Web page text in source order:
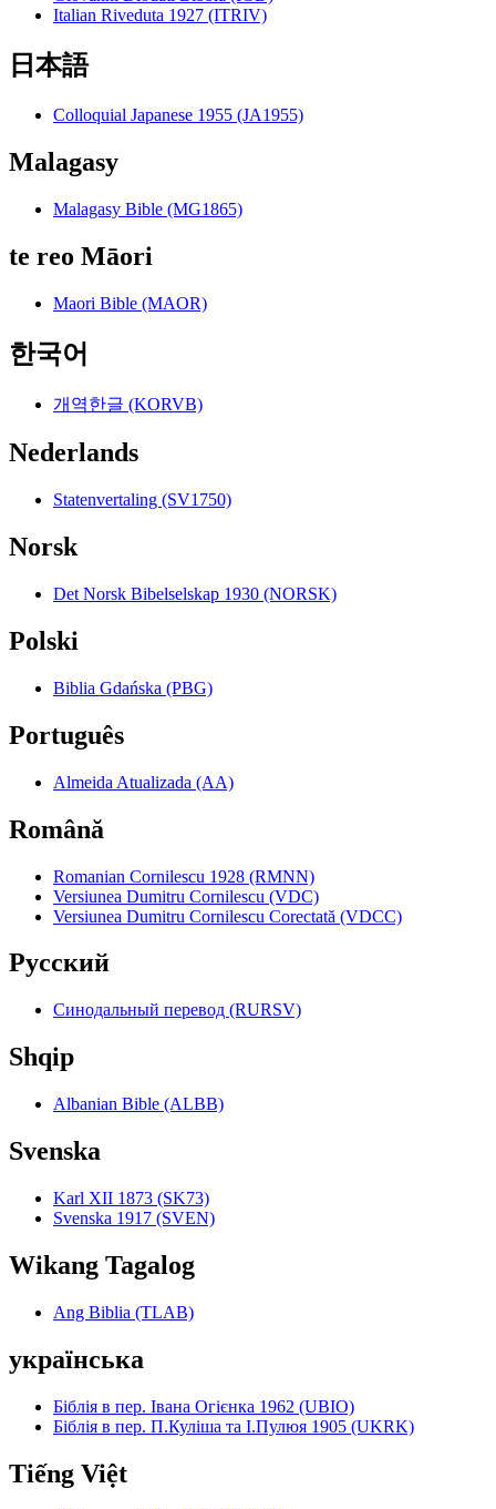
Italian Riveduta 1927 (ITRIV)
日本語
Colloquial Japanese 1955 (JA1955)
Malagasy
Malagasy Bible (MG1865)
te reo Māori
Maori Bible (MAOR)
한국어
개역한글 (KORVB)
Nederlands
Statenvertaling (SV1750)
Norsk
Det Norsk Bibelselskap 1930 (NORSK)
Polski
Biblia Gdańska (PBG)
Português
Almeida Atualizada (AA)
Română
Romanian Cornilescu 1928 (RMNN)
Versiunea Dumitru Cornilescu (VDC)
Versiunea Dumitru Cornilescu Corectată (VDCC)
Pyccкий
Синодальный перевод (RURSV)
Shqip
Albanian Bible (ALBB)
Svenska
Karl XII 1873 (SK73)
Svenska 1917 (SVEN)
Wikang Tagalog
Ang Biblia (TLAB)
українська
Біблія в пер. Івана Огієнка 1962 (UBIO)
Біблія в пер. П.Куліша та І.Пулюя 1905 (UKRK)
Tiếng Việt